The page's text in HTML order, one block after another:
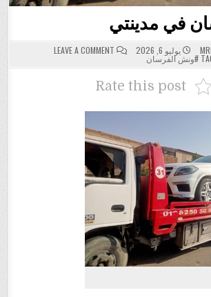
في مدينتي
يوليو 6, 2026 LEAVE A COMMENT
ON
ونش
الفرسان
#ونش الفرسان
Rate this post